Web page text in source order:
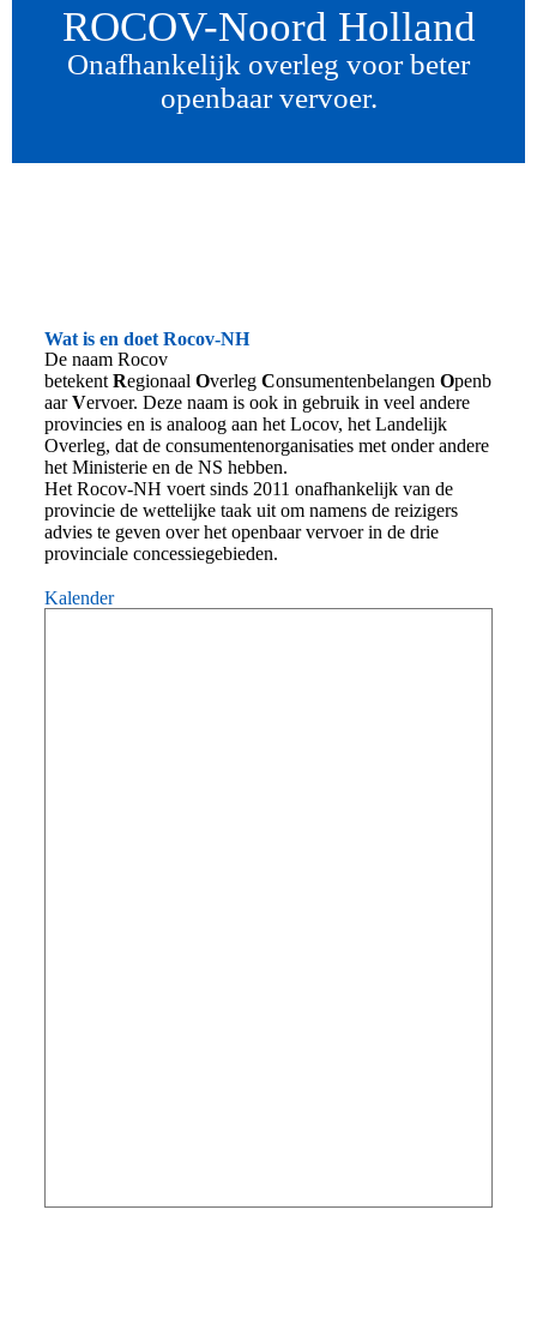
ROCOV-Noord Holland
Onafhankelijk overleg voor beter
openbaar vervoer.
Wat is en doet Rocov-NH
De naam Rocov
betekent Regionaal Overleg Consumentenbelangen Openb
aarVervoer. Deze naam is ook in gebruik in veel andere
provincies en is analoog aan het Locov, het Landelijk
Overleg, dat de consumentenorganisaties met onder andere
het Ministerie en de NS hebben.
Het Rocov-NH voert sinds 2011 onafhankelijk van de
provincie de wettelijke taak uit om namens de reizigers
advies te geven over het openbaar vervoer in de drie
provinciale concessiegebieden.
Kalender